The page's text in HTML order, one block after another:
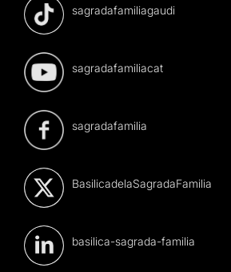
sagradafamiliagaudi
sagradafamiliacat
sagradafamilia
BasilicadelaSagradaFamilia
basilica-sagrada-familia